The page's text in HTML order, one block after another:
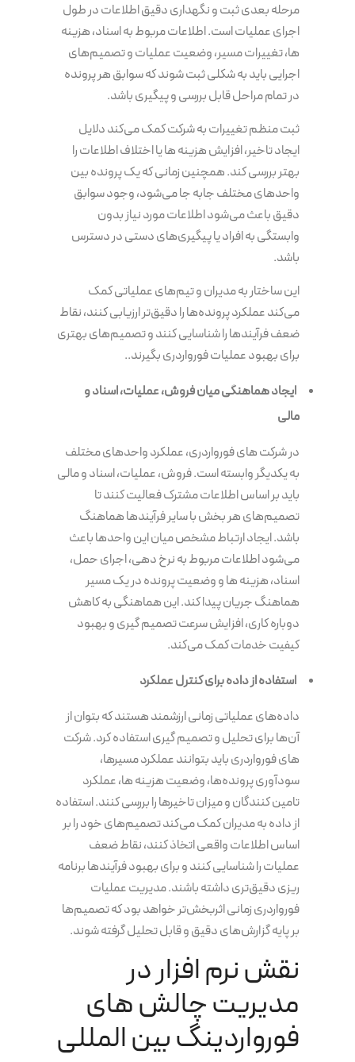
مرحله بعدی ثبت و نگهداری دقیق اطلاعات در طول
اجرای عملیات است. اطلاعات مربوط به اسناد، هزینه
ها، تغییرات مسیر، وضعیت عملیات و تصمیم‌های
اجرایی باید به شکلی ثبت شوند که سوابق هر پرونده
در تمام مراحل قابل بررسی و پیگیری باشد.
ثبت منظم تغییرات به شرکت کمک می‌کند دلایل
ایجاد تاخیر، افزایش هزینه ها یا اختلاف اطلاعات را
بهتر بررسی کند. همچنین زمانی که یک پرونده بین
واحدهای مختلف جابه جا می‌شود، وجود سوابق
دقیق باعث می‌شود اطلاعات مورد نیاز بدون
وابستگی به افراد یا پیگیری‌های دستی در دسترس
باشد.
این ساختار به مدیران و تیم‌های عملیاتی کمک
می‌کند عملکرد پرونده‌ها را دقیق‌تر ارزیابی کنند، نقاط
ضعف فرآیندها را شناسایی کنند و تصمیم‌های بهتری
برای بهبود عملیات فورواردری بگیرند..
ایجاد هماهنگی میان فروش، عملیات، اسناد و
مالی
در شرکت های فورواردری، عملکرد واحدهای مختلف
به یکدیگر وابسته است. فروش، عملیات، اسناد و مالی
باید بر اساس اطلاعات مشترک فعالیت کنند تا
تصمیم‌های هر بخش با سایر فرآیندها هماهنگ
باشد. ایجاد ارتباط مشخص میان این واحدها باعث
می‌شود اطلاعات مربوط به نرخ دهی، اجرای حمل،
اسناد، هزینه ها و وضعیت پرونده در یک مسیر
هماهنگ جریان پیدا کند. این هماهنگی به کاهش
دوباره کاری، افزایش سرعت تصمیم گیری و بهبود
کیفیت خدمات کمک می‌کند.
استفاده از داده برای کنترل عملکرد
داده‌های عملیاتی زمانی ارزشمند هستند که بتوان از
آن‌ها برای تحلیل و تصمیم گیری استفاده کرد. شرکت
های فورواردری باید بتوانند عملکرد مسیرها،
سودآوری پرونده‌ها، وضعیت هزینه ها، عملکرد
تامین کنندگان و میزان تاخیرها را بررسی کنند. استفاده
از داده به مدیران کمک می‌کند تصمیم‌های خود را بر
اساس اطلاعات واقعی اتخاذ کنند، نقاط ضعف
عملیات را شناسایی کنند و برای بهبود فرآیندها برنامه
ریزی دقیق‌تری داشته باشند. مدیریت عملیات
فورواردری زمانی اثربخش‌تر خواهد بود که تصمیم‌ها
بر پایه گزارش‌های دقیق و قابل تحلیل گرفته شوند.
نقش نرم افزار در
مدیریت چالش های
فورواردینگ بین المللی